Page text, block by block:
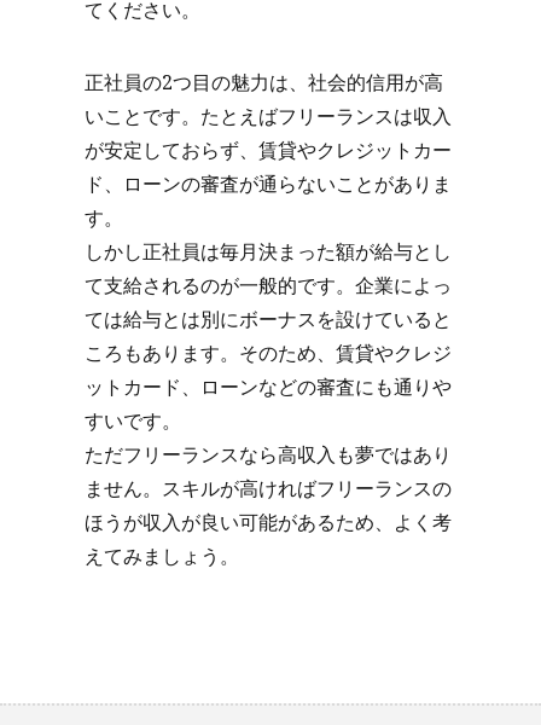
てください。
正社員の2つ目の魅力は、社会的信用が高
いことです。たとえばフリーランスは収入
が安定しておらず、賃貸やクレジットカー
ド、ローンの審査が通らないことがありま
す。
しかし正社員は毎月決まった額が給与とし
て支給されるのが一般的です。企業によっ
ては給与とは別にボーナスを設けていると
ころもあります。そのため、賃貸やクレジ
ットカード、ローンなどの審査にも通りや
すいです。
ただフリーランスなら高収入も夢ではあり
ません。スキルが高ければフリーランスの
ほうが収入が良い可能があるため、よく考
えてみましょう。